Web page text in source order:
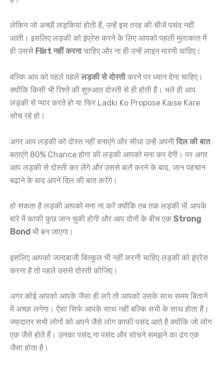
लेकिन जो अच्छी लड़कियां होती हैं, उन्हें इस तरह की चीजें पसंद नहीं
आती। इसलिए लड़की को इंप्रेस करने के लिए आपको पहली मुलाकात में
ही उससे Flirt नहीं करनाचाहिए और ना ही उन्हें लाइन मारनी चाहिए।
बल्कि आप को पहले पहले लड़की से दोस्तीकरने पर ध्यान देना चाहिए।
क्योंकि किसी भी रिश्ते की शुरुआत दोस्ती से ही होती हैं। भले ही आप
लड़की से प्यार करते हो या फिर Ladki Ko Propose Kaise Kare
सोच रहे हो।‌
अगर आप लड़की को दोस्त नहीं बनाएंगे और सीधा उन्हें अपनी दिल की बात
बताएंगे 80% Chance होगा की लड़की आपको मना कर देगी। पर अगर
आप लड़की से दोस्ती कर लेंगे और उससे बातें करने के बाद, जान पहचान
बढ़ाने के बाद अपने दिल की बात करेंगे।
हो सकता है लड़की आपको मना ना करें क्योंकि तब तक लड़की भी आपके
बारे में काफी कुछ जान चुकी होगी और आप दोनों के बीच एक Strong
Bond भी बन जाएगा।
इसलिए आपको जल्दबाजी बिल्कुल भी नहीं करनी चाहिए लड़की को इंप्रेस
करना है तो पहले उससे दोस्ती कीजिए।
अगर कोई आपको आपके जैसा ही लगे तो आपको उसके साथ समय बिताने
में अच्छा लगेगा। ऐसा सिर्फ आपके साथ नहीं बल्कि सभी के साथ होता हैं।
ज्यादातर सभी लोगों को अपने जैसे लोग काफी पसंद आते है क्योंकि जो लोग
एक जैसे होते हैं। उनका पसंद,ना पसंद और सोचने समझने का ढंग एक
जैसा होता है।